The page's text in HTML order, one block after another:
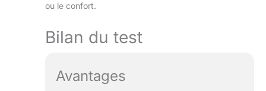
ou le confort.
Bilan du test
Avantages